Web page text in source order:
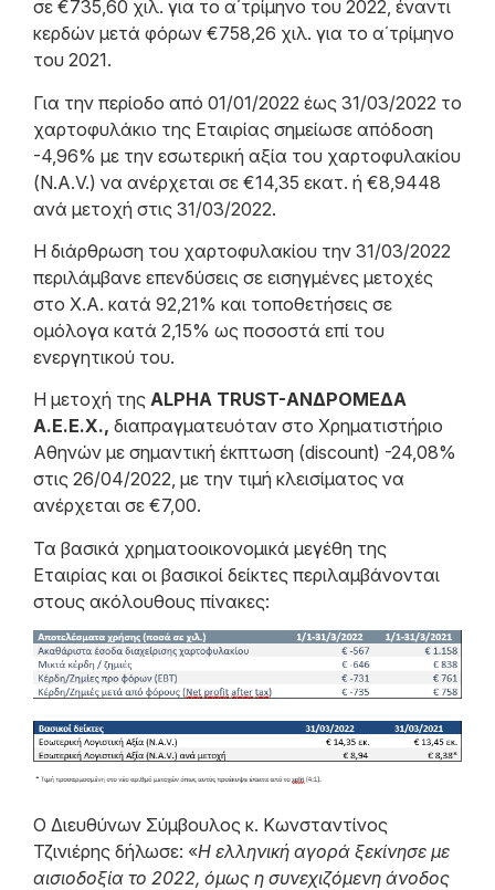
σε €735,60 χιλ. για το α΄τρίμηνο του 2022, έναντι
κερδών μετά φόρων €758,26 χιλ. για το α΄τρίμηνο
του 2021.
Για την περίοδο από 01/01/2022 έως 31/03/2022 το
χαρτοφυλάκιο της Εταιρίας σημείωσε απόδοση
-4,96% με την εσωτερική αξία του χαρτοφυλακίου
(Ν.Α.V.) να ανέρχεται σε €14,35 εκατ. ή €8,9448
ανά μετοχή στις 31/03/2022.
Η διάρθρωση του χαρτοφυλακίου την 31/03/2022
περιλάμβανε επενδύσεις σε εισηγμένες μετοχές
στο Χ.Α. κατά 92,21% και τοποθετήσεις σε
ομόλογα κατά 2,15% ως ποσοστά επί του
ενεργητικού του.
H μετοχή της ALPHA TRUST-ΑΝΔΡΟΜΕΔΑ
Α.Ε.Ε.Χ., διαπραγματευόταν στο Χρηματιστήριο
Αθηνών με σημαντική έκπτωση (discount) -24,08%
στις 26/04/2022, με την τιμή κλεισίματος να
ανέρχεται σε €7,00.
Τα βασικά χρηματοοικονομικά μεγέθη της
Εταιρίας και οι βασικοί δείκτες περιλαμβάνονται
στους ακόλουθους πίνακες:
Ο Διευθύνων Σύμβουλος κ. Κωνσταντίνος
Τζινιέρης δήλωσε: «Η ελληνική αγορά ξεκίνησε με
αισιοδοξία το 2022, όμως η συνεχιζόμενη άνοδος